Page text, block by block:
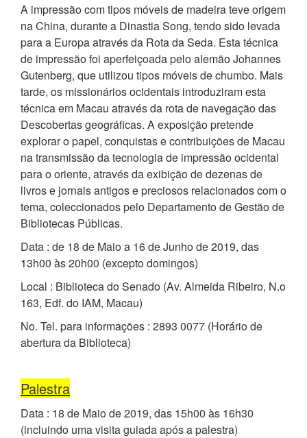
A impressão com tipos móveis de madeira teve origem
na China, durante a Dinastia Song, tendo sido levada
para a Europa através da Rota da Seda. Esta técnica
de impressão foi aperfeiçoada pelo alemão Johannes
Gutenberg, que utilizou tipos móveis de chumbo. Mais
tarde, os missionários ocidentais introduziram esta
técnica em Macau através da rota de navegação das
Descobertas geográficas. A exposição pretende
explorar o papel, conquistas e contribuições de Macau
na transmissão da tecnologia de impressão ocidental
para o oriente, através da exibição de dezenas de
livros e jornais antigos e preciosos relacionados com o
tema, coleccionados pelo Departamento de Gestão de
Bibliotecas Públicas.
Data : de 18 de Maio a 16 de Junho de 2019, das
13h00 às 20h00 (excepto domingos)
Local : Biblioteca do Senado (Av. Almeida Ribeiro, N.o
163, Edf. do IAM, Macau)
No. Tel. para informações : 2893 0077 (Horário de
abertura da Biblioteca)
Palestra
Data : 18 de Maio de 2019, das 15h00 às 16h30
(incluindo uma visita guiada após a palestra)